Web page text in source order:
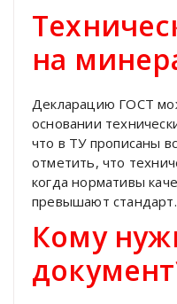
на
Декларацию ГОСТ
основании
что в ТУ прописаны
отметить, что
когда нормативы
превышают стандарт.
Кому